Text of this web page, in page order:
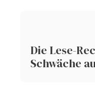
Die Lese-
Schwäche